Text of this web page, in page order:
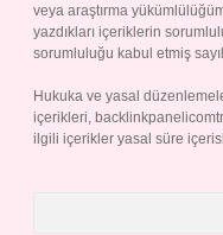
veya araştırma
yazdıkları içeriklerin
sorumluluğu kabul etmiş
Hukuka ve yasal
içerikleri,
ilgili içerikler yasal süre